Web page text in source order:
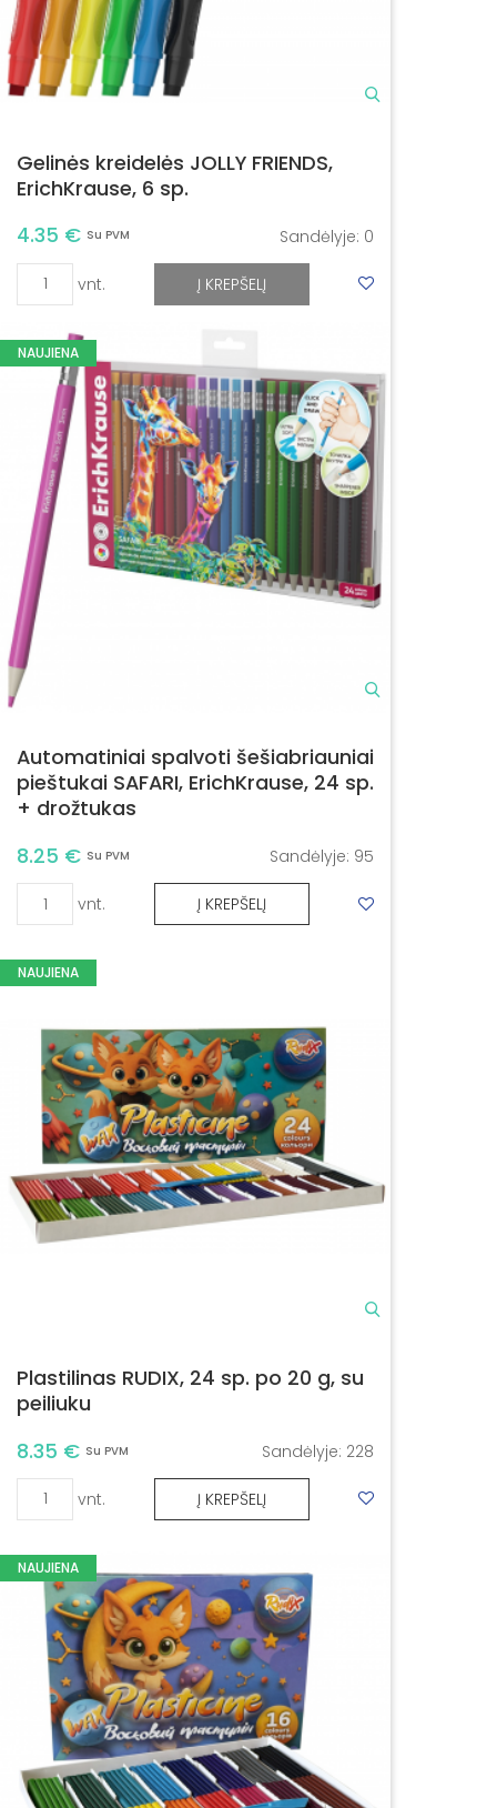
Gelinės kreidelės JOLLY FRIENDS,
ErichKrause, 6 sp.
4.35 € Su PVM Sandėlyje: 0
vnt. Į KREPŠELĮ
NAUJIENA
Automatiniai spalvoti šešiabriauniai
pieštukai SAFARI, ErichKrause, 24 sp.
+ drožtukas
8.25 € Su PVM Sandėlyje: 95
vnt. Į KREPŠELĮ
NAUJIENA
Plastilinas RUDIX, 24 sp. po 20 g, su
peiliuku
8.35 € Su PVM Sandėlyje: 228
vnt. Į KREPŠELĮ
NAUJIENA